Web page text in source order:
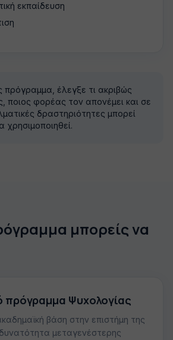
εκπαίδευση
πρόγραμμα, έλεγξε τι ακριβώς
ποιος φορέας τον απονέμει και σε
δραστηριότητες μπορεί
χρησιμοποιηθεί.
μπορείς να
πρόγραμμα Ψυχολογίας
βάση στην επιστήμη της
μεταγενέστερης